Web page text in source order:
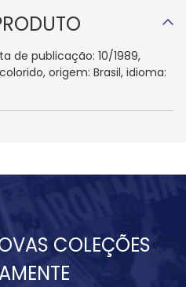
de publicação: 10/1989,
origem: Brasil, idioma:
COLEÇÕES